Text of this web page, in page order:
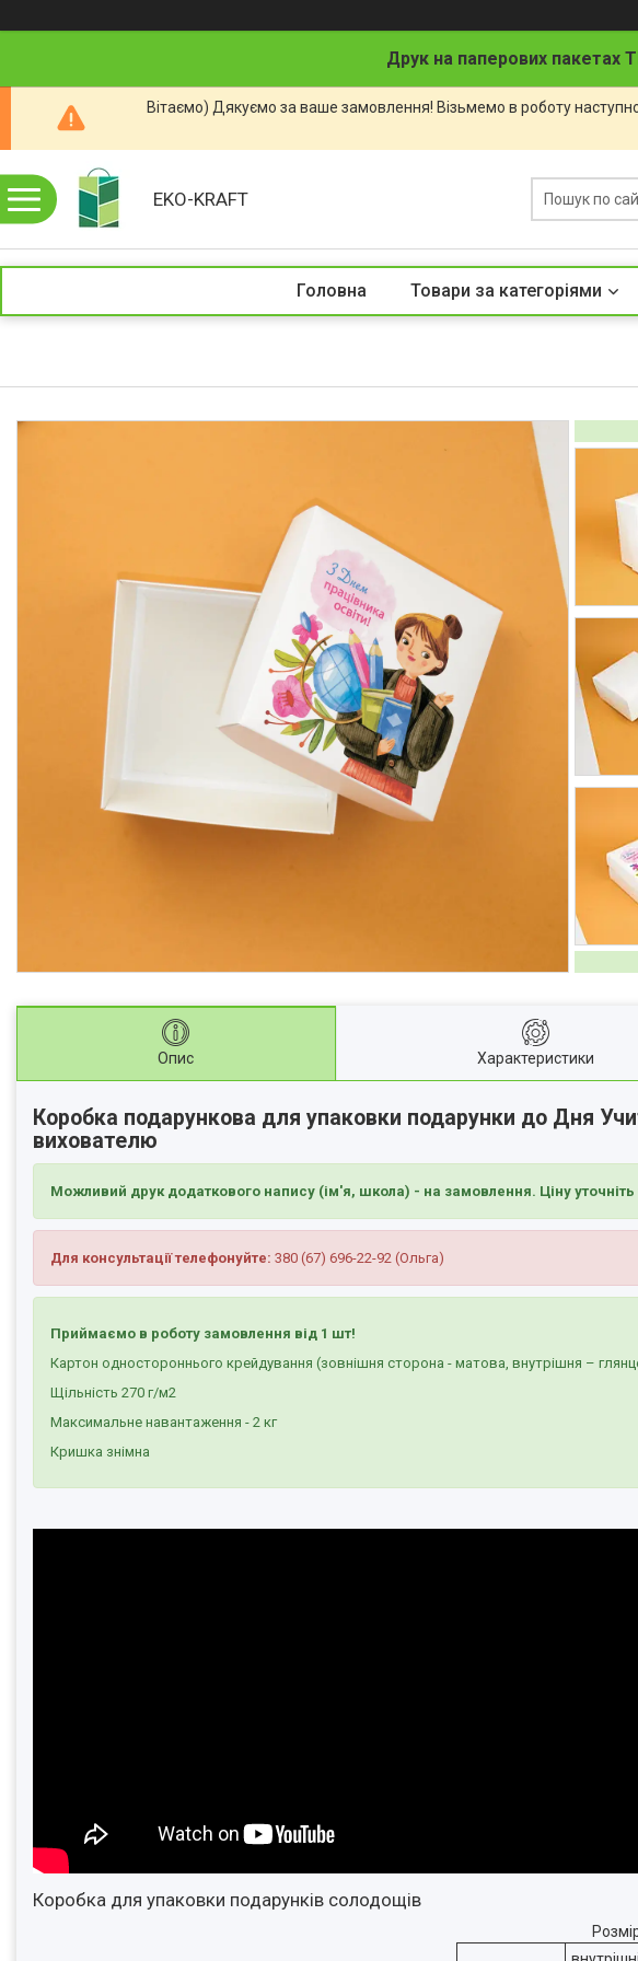
Друк на паперових
Вітаємо) Дякуємо за ваше замовлення! Візьмемо в роботу
EKO-KRAFT
Головна Товари за категоріями
Опис Характеристики
Коробка подарункова для упаковки подарунки до Дня
вихователю
Можливий друк додаткового напису (ім'я, школа) - на замовлення. Ціну
Для консультації телефонуйте: 380 (67) 696-22-92 (Ольга)
Приймаємо в роботу замовлення від 1 шт!
Картон одностороннього крейдування (зовнішня сторона - матова, внутрішня –
Щільність 270 г/м2
Максимальне навантаження - 2 кг
Кришка знімна
Коробка для упаковки подарунків солодощів